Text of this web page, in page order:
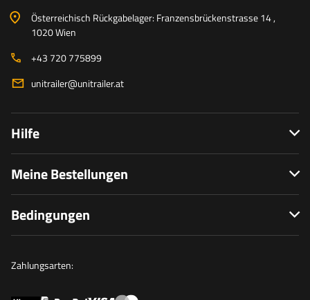
Österreichisch Rückgabelager: Franzensbrückenstrasse 14 ,
1020 Wien
+43 720 775899
unitrailer@unitrailer.at
Hilfe
Meine Bestellungen
Bedingungen
Zahlungsarten: